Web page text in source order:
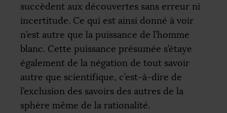
succèdent aux découvertes sans erreur ni
incertitude. Ce qui est ainsi donné à voir
n’est autre que la puissance de l’homme
blanc. Cette puissance présumée s’étaye
également de la négation de tout savoir
autre que scientifique, c’est-à-dire de
l’exclusion des savoirs des autres de la
sphère même de la rationalité.